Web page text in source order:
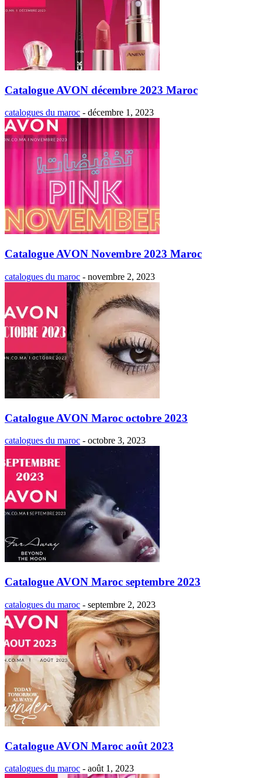
Catalogue AVON décembre 2023 Maroc
catalogues du maroc - décembre 1, 2023
Catalogue AVON Novembre 2023 Maroc
catalogues du maroc - novembre 2, 2023
Catalogue AVON Maroc octobre 2023
catalogues du maroc - octobre 3, 2023
Catalogue AVON Maroc septembre 2023
catalogues du maroc - septembre 2, 2023
Catalogue AVON Maroc août 2023
catalogues du maroc - août 1, 2023